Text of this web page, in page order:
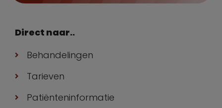
Direct naar..
Behandelingen
Tarieven
Patiënteninformatie